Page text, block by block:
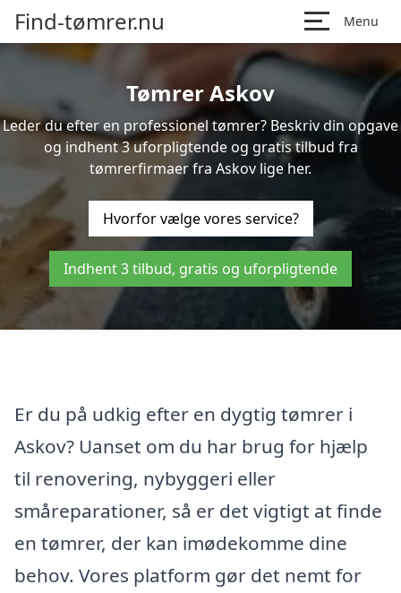
Find-tømrer.nu Menu
Tømrer Askov
Leder du efter en professionel tømrer? Beskriv din opgave
og indhent 3 uforpligtende og gratis tilbud fra
tømrerfirmaer fra Askov lige her.
Hvorfor vælge vores service?
Indhent 3 tilbud, gratis og uforpligtende
Er du på udkig efter en dygtig tømrer i
Askov? Uanset om du har brug for hjælp
til renovering, nybyggeri eller
småreparationer, så er det vigtigt at finde
en tømrer, der kan imødekomme dine
behov. Vores platform gør det nemt for